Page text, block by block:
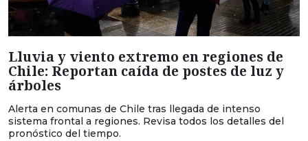
Lluvia y viento extremo en regiones de
Chile: Reportan caída de postes de luz y
árboles
Alerta en comunas de Chile tras llegada de intenso
sistema frontal a regiones. Revisa todos los detalles del
pronóstico del tiempo.